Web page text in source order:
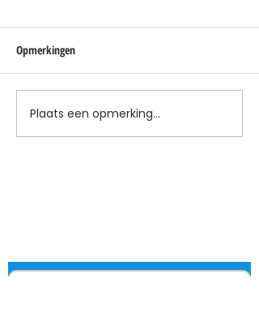
Opmerkingen
Plaats een opmerking...